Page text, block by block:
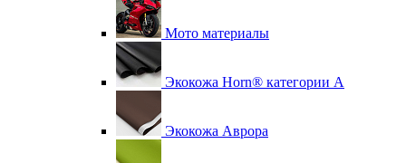
Мото материалы
Экокожа Horn® категории A
Экокожа Аврора